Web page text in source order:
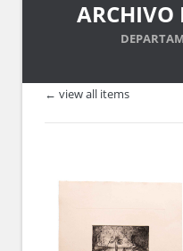
ARCHIVO
← view all items